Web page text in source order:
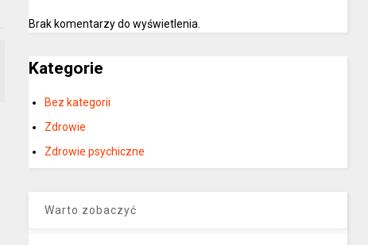
Brak komentarzy do wyświetlenia.
Kategorie
Bez kategorii
Zdrowie
Zdrowie psychiczne
Warto zobaczyć